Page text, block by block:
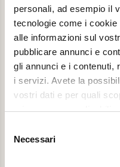
personali, ad esempio il
tecnologie come i
alle informazioni sul
pubblicare annunci e
gli annunci e i contenuti,
i servizi. Avete la
vostri dati e per quali
privacy sono applicabili
modificare o revocare il
momento dalla
delNecessari
6 copie/settimana di
copia/mese di Luoghi
€ 309,00
€ 502,00